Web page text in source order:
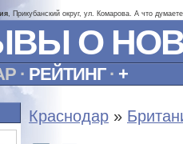
, Прикубанский округ, ул. Комарова. А что
О
· РЕЙТИНГ· +
Краснодар »